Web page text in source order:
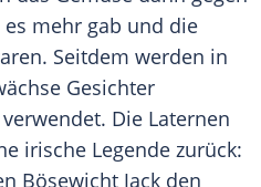
mehr gab und die
Seitdem werden in
Gesichter
Die Laternen
irische Legende zurück:
Bösewicht Jack den